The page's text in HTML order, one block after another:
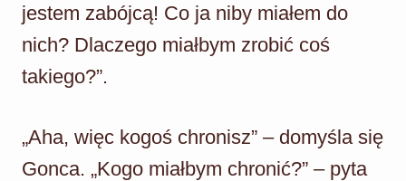
jestem zabójcą! Co ja niby miałem do
nich? Dlaczego miałbym zrobić coś
takiego?”.
„Aha, więc kogoś chronisz” – domyśla się
Gonca. „Kogo miałbym chronić?” – pyta